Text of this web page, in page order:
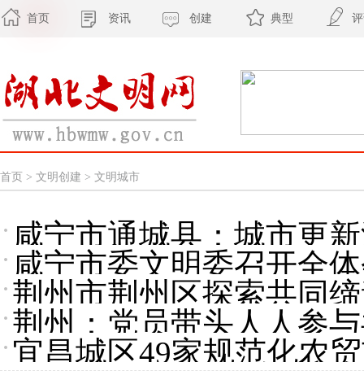
首页 资讯 创建 典型
首页 > 文明创建 > 文明城市
咸宁市通城县：城市更
咸宁市委文明委召开全
神文明建设论述摘编》
荆州市荆州区探索共同
荆州：党员带头人人参
宜昌城区49家规范化农